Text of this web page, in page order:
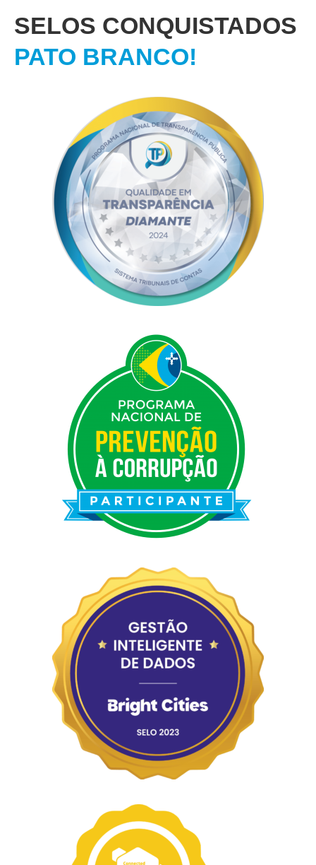
SELOS CONQUISTADOS
PATO BRANCO!